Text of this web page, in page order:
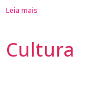
Leia mais
Cultura